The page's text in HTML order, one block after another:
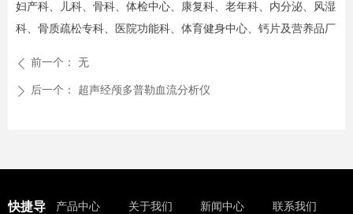
妇产科、儿科、骨科、体检中心、康复科、老年科、内分泌、风湿
科、骨质疏松专科、医院功能科、体育健身中心、钙片及营养品厂
ꄴ 前一个： 无
ꄲ 后一个： 超声经颅多普勒血流分析仪
快捷导
产品中心 关于我们 新闻中心 联系我们